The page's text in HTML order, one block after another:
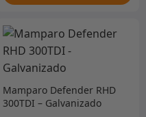
Mamparo Defender RHD
300TDI – Galvanizado